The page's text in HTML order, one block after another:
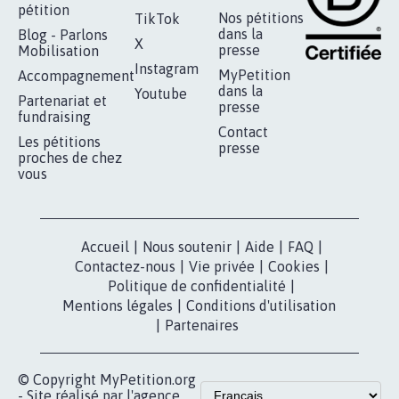
pétition
Blog - Parlons
Mobilisation
Accompagnement
Partenariat et
fundraising
Les pétitions
proches de chez
vous
TikTok
X
Instagram
Youtube
Nos pétitions
dans la
presse
MyPetition
dans la
presse
Contact
presse
Accueil Nous soutenir Aide FAQ
Contactez-nous
Vie privée Cookies
Politique de confidentialité
Mentions légales
Conditions d'utilisation
Partenaires
© Copyright MyPetition.org
- Site réalisé par l'agence